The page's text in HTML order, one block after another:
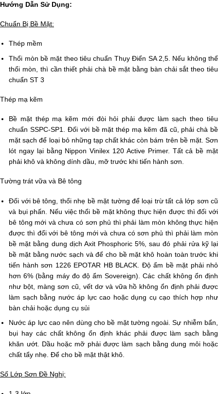
Hướng Dẫn Sử Dụng:
Chuẩn Bị Bề Mặt:
Thép mềm
Thổi mòn bề mặt theo tiêu chuẩn Thụy Điển SA 2,5. Nếu không thể
thổi mòn, thì cần thiết phải chà bề mặt bằng bàn chải sắt theo tiêu
chuẩn ST 3
Thép mạ kẽm
Bề mặt thép mạ kẽm mới đòi hỏi phải được làm sạch theo tiêu
chuẩn SSPC-SP1. Đối với bề mặt thép mạ kẽm đã cũ, phải chà bề
mặt sạch để loại bỏ những tạp chất khác còn bám trên bề mặt. Sơn
lót ngay lại bằng Nippon Vinilex 120 Active Primer. Tất cả bề mặt
phải khô và không dính dầu, mỡ trước khi tiến hành sơn.
Tường trát vữa và Bê tông
Đối với bê tông, thổi nhẹ bề mặt tường để loại trừ tất cả lớp sơn cũ
và bụi phấn. Nếu việc thổi bề mặt không thực hiện được thì đối với
bê tông mới và chưa có sơn phủ thì phải làm mòn không thực hiện
được thì đổi với bê tông mới và chưa có sơn phủ thì phải làm mòn
bề mặt bằng dung dịch Axit Phosphoric 5%, sau đó phải rửa kỹ lại
bề mặt bằng nước sạch và để cho bề mặt khô hoàn toàn trước khi
tiến hành sơn 1226 EPOTAR HB BLACK. Độ ẩm bề mặt phải nhỏ
hơn 6% (bằng máy đo độ ẩm Sovereign). Các chất không ổn định
như bột, màng sơn cũ, vết dơ và vữa hồ không ổn định phải được
làm sạch bằng nước áp lực cao hoặc dụng cụ cạo thích hợp như
bàn chải hoặc dụng cụ sủi
Nước áp lực cao nên dùng cho bề mặt tường ngoài. Sự nhiễm bẩn,
bụi hay các chất không ổn định khác phải được làm sạch bằng
khăn ướt. Dầu hoặc mỡ phải được làm sạch bằng dung môi hoặc
chất tẩy nhẹ. Để cho bề mặt thật khô.
Số Lớp Sơn Đề Nghị: